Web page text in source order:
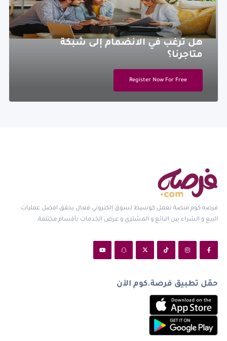
هل ترغب في الانضمام إلى شبكة
متاجرنا؟
Register Now For Free
فرصه.كوم منصة تعمل كوسيط لسوق إلكتروني فعال يحقق افضل عمليات
البيع و الشراء بين البائع و المشتري و عرض الخدمات بأقسام مختلفة.
حمّل تطبيق فرصة.كوم الآن